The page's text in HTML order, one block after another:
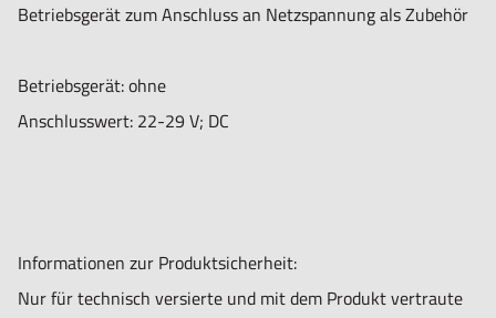
Betriebsgerät zum Anschluss an Netzspannung als Zubehör
Betriebsgerät: ohne
Anschlusswert: 22-29 V; DC
Informationen zur Produktsicherheit:
Nur für technisch versierte und mit dem Produkt vertraute